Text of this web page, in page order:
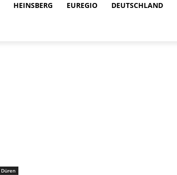
HEINSBERG EUREGIO DEUTSCHLAND
Düren